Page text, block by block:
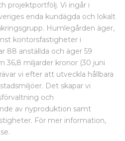
projektportfölj. Vi ingår i
enda kundägda och lokalt
Humlegården äger,
kontorsfastigheter i
88 anställda och äger 59
36,8 miljarder kronor (30 juni
vi efter att utveckla hållbara
Det skapar vi
och
av nyproduktion samt
För mer information,